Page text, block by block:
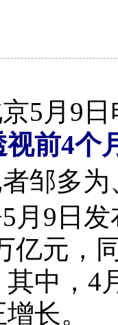
京5月9
前4个
邹多
月9日
亿元，
中，4
长。